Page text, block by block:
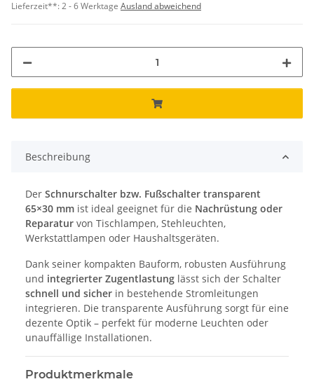
Lieferzeit**:2 - 6 Werktage Ausland abweichend
Beschreibung
Der Schnurschalter bzw. Fußschalter transparent
65×30 mm ist ideal geeignet für die Nachrüstung oder
Reparatur von Tischlampen, Stehleuchten,
Werkstattlampen oder Haushaltsgeräten.
Dank seiner kompakten Bauform, robusten Ausführung
und integrierter Zugentlastung lässt sich der Schalter
schnell und sicher in bestehende Stromleitungen
integrieren. Die transparente Ausführung sorgt für eine
dezente Optik – perfekt für moderne Leuchten oder
unauffällige Installationen.
Produktmerkmale